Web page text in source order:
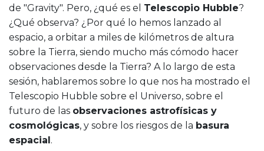
de "Gravity". Pero, ¿qué es el Telescopio Hubble?
¿Qué observa? ¿Por qué lo hemos lanzado al
espacio, a orbitar a miles de kilómetros de altura
sobre la Tierra, siendo mucho más cómodo hacer
observaciones desde la Tierra? A lo largo de esta
sesión, hablaremos sobre lo que nos ha mostrado el
Telescopio Hubble sobre el Universo, sobre el
futuro de las observaciones astrofísicas y
cosmológicas, y sobre los riesgos de la basura
espacial.